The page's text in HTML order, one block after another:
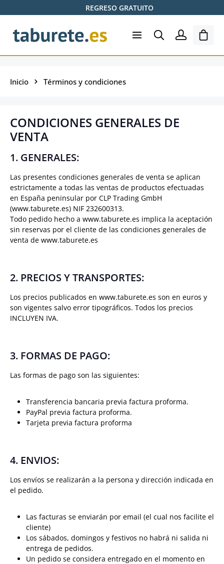
Saltar al contenido principalREGRESO GRATUITO
El
Inicio Términos y condiciones
CONDICIONES GENERALES DE
VENTA
1. GENERALES:
Las presentes condiciones generales de venta se aplican
estrictamente a todas las ventas de productos efectuadas
en España peninsular por CLP Trading GmbH
(www.taburete.es) NIF 232600313.
Todo pedido hecho a www.taburete.es implica la aceptación
sin reservas por el cliente de las condiciones generales de
venta de www.taburete.es
2. PRECIOS Y TRANSPORTES:
Los precios publicados en www.taburete.es son en euros y
son vigentes salvo error tipográficos. Todos los precios
INCLUYEN IVA.
3. FORMAS DE PAGO:
Las formas de pago son las siguientes:
Transferencia bancaria previa factura proforma.
PayPal previa factura proforma.
Tarjeta previa factura proforma
4. ENVIOS:
Los envíos se realizarán a la persona y dirección indicada en
el pedido.
Las facturas se enviarán por email (el cual nos facilite el
cliente)
Los sábados, domingos y festivos no habrá ni salida ni
entrega de pedidos.
Un pedido se considera entregado en el momento en